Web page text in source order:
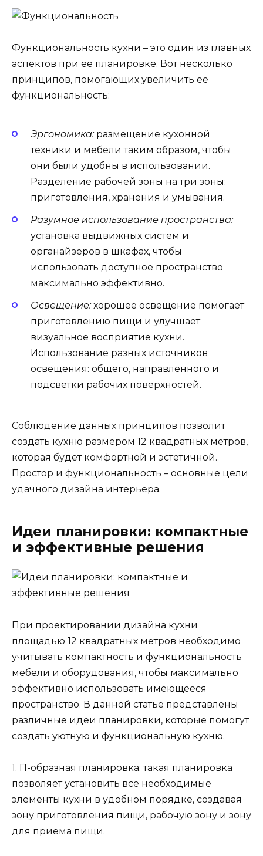
Функциональность кухни – это один из главных
аспектов при ее планировке. Вот несколько
принципов, помогающих увеличить ее
функциональность:
Эргономика:размещение кухонной
техники и мебели таким образом, чтобы
они были удобны в использовании.
Разделение рабочей зоны на три зоны:
приготовления, хранения и умывания.
Разумное использование пространства:
установка выдвижных систем и
органайзеров в шкафах, чтобы
использовать доступное пространство
максимально эффективно.
Освещение:хорошее освещение помогает
приготовлению пищи и улучшает
визуальное восприятие кухни.
Использование разных источников
освещения: общего, направленного и
подсветки рабочих поверхностей.
Соблюдение данных принципов позволит
создать кухню размером 12 квадратных метров,
которая будет комфортной и эстетичной.
Простор и функциональность – основные цели
удачного дизайна интерьера.
Идеи планировки: компактные
и эффективные решения
При проектировании дизайна кухни
площадью 12 квадратных метров необходимо
учитывать компактность и функциональность
мебели и оборудования, чтобы максимально
эффективно использовать имеющееся
пространство. В данной статье представлены
различные идеи планировки, которые помогут
создать уютную и функциональную кухню.
1. П-образная планировка: такая планировка
позволяет установить все необходимые
элементы кухни в удобном порядке, создавая
зону приготовления пищи, рабочую зону и зону
для приема пищи.